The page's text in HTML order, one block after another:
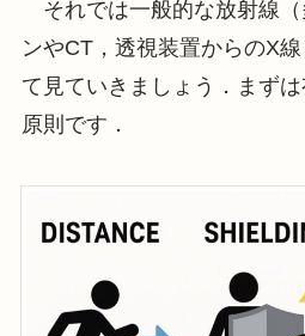
それでは一般的な放射線
ンやCT，透視装置からのX
て見ていきましょう．まず
原則です．